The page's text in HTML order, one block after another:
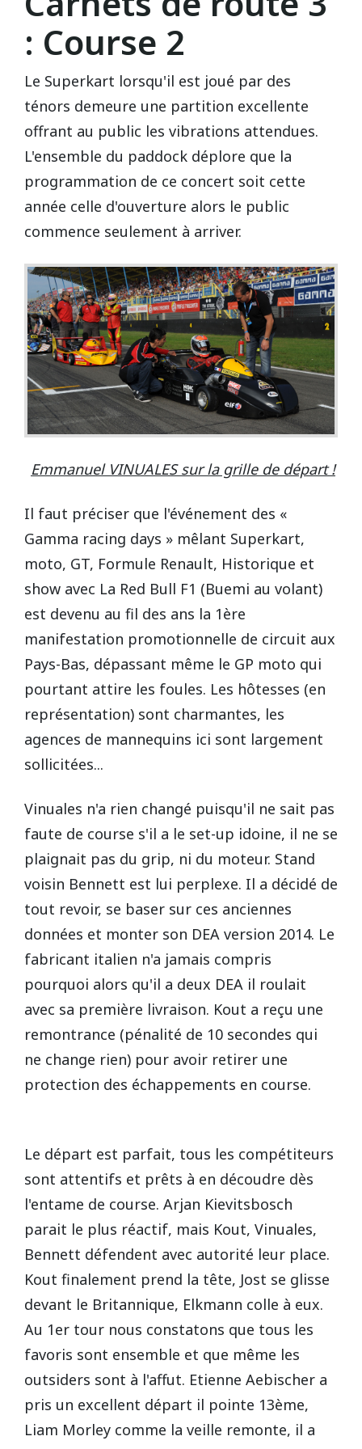
: Course 2
Le Superkart lorsqu'il est joué par des
ténors demeure une partition excellente
offrant au public les vibrations attendues.
L'ensemble du paddock déplore que la
programmation de ce concert soit cette
année celle d'ouverture alors le public
commence seulement à arriver.
Emmanuel VINUALES sur la grille de départ !
Il faut préciser que l'événement des «
Gamma racing days » mêlant Superkart,
moto, GT, Formule Renault, Historique et
show avec La Red Bull F1 (Buemi au volant)
est devenu au fil des ans la 1ère
manifestation promotionnelle de circuit aux
Pays-Bas, dépassant même le GP moto qui
pourtant attire les foules. Les hôtesses (en
représentation) sont charmantes, les
agences de mannequins ici sont largement
sollicitées...
Vinuales n'a rien changé puisqu'il ne sait pas
faute de course s'il a le set-up idoine, il ne se
plaignait pas du grip, ni du moteur. Stand
voisin Bennett est lui perplexe. Il a décidé de
tout revoir, se baser sur ces anciennes
données et monter son DEA version 2014. Le
fabricant italien n'a jamais compris
pourquoi alors qu'il a deux DEA il roulait
avec sa première livraison. Kout a reçu une
remontrance (pénalité de 10 secondes qui
ne change rien) pour avoir retirer une
protection des échappements en course.
Le départ est parfait, tous les compétiteurs
sont attentifs et prêts à en découdre dès
l'entame de course. Arjan Kievitsbosch
parait le plus réactif, mais Kout, Vinuales,
Bennett défendent avec autorité leur place.
Kout finalement prend la tête, Jost se glisse
devant le Britannique, Elkmann colle à eux.
Au 1er tour nous constatons que tous les
favoris sont ensemble et que même les
outsiders sont à l'affut. Etienne Aebischer a
pris un excellent départ il pointe 13ème,
Liam Morley comme la veille remonte, il a
2017
2016
2014
2013
2011
2010
2009
2008
2005
2004
2013
2012
2010
2009
2007
2006
2005
2004
2014
2013
Open French Cup 2011
HAUTE SAINTONGE
LE VIGEANT
LEDENON
MAGNY-COURS
NOGARO
PAUL RICARD
SUEDE
Vidéos 2010
Vidéos 2009
Vidéos 2007
Vidéos 2006
Vidéos 2003
Vidéos 2002
Vidéos/Youtube
Autres années